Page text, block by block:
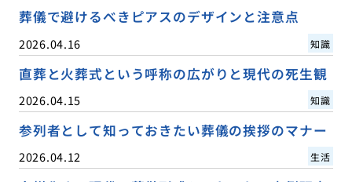
葬儀で避けるべきピアスのデザインと注意点
2026.04.16 知識
直葬と火葬式という呼称の広がりと現代の死生観
2026.04.15 知識
参列者として知っておきたい葬儀の挨拶のマナー
2026.04.12 生活